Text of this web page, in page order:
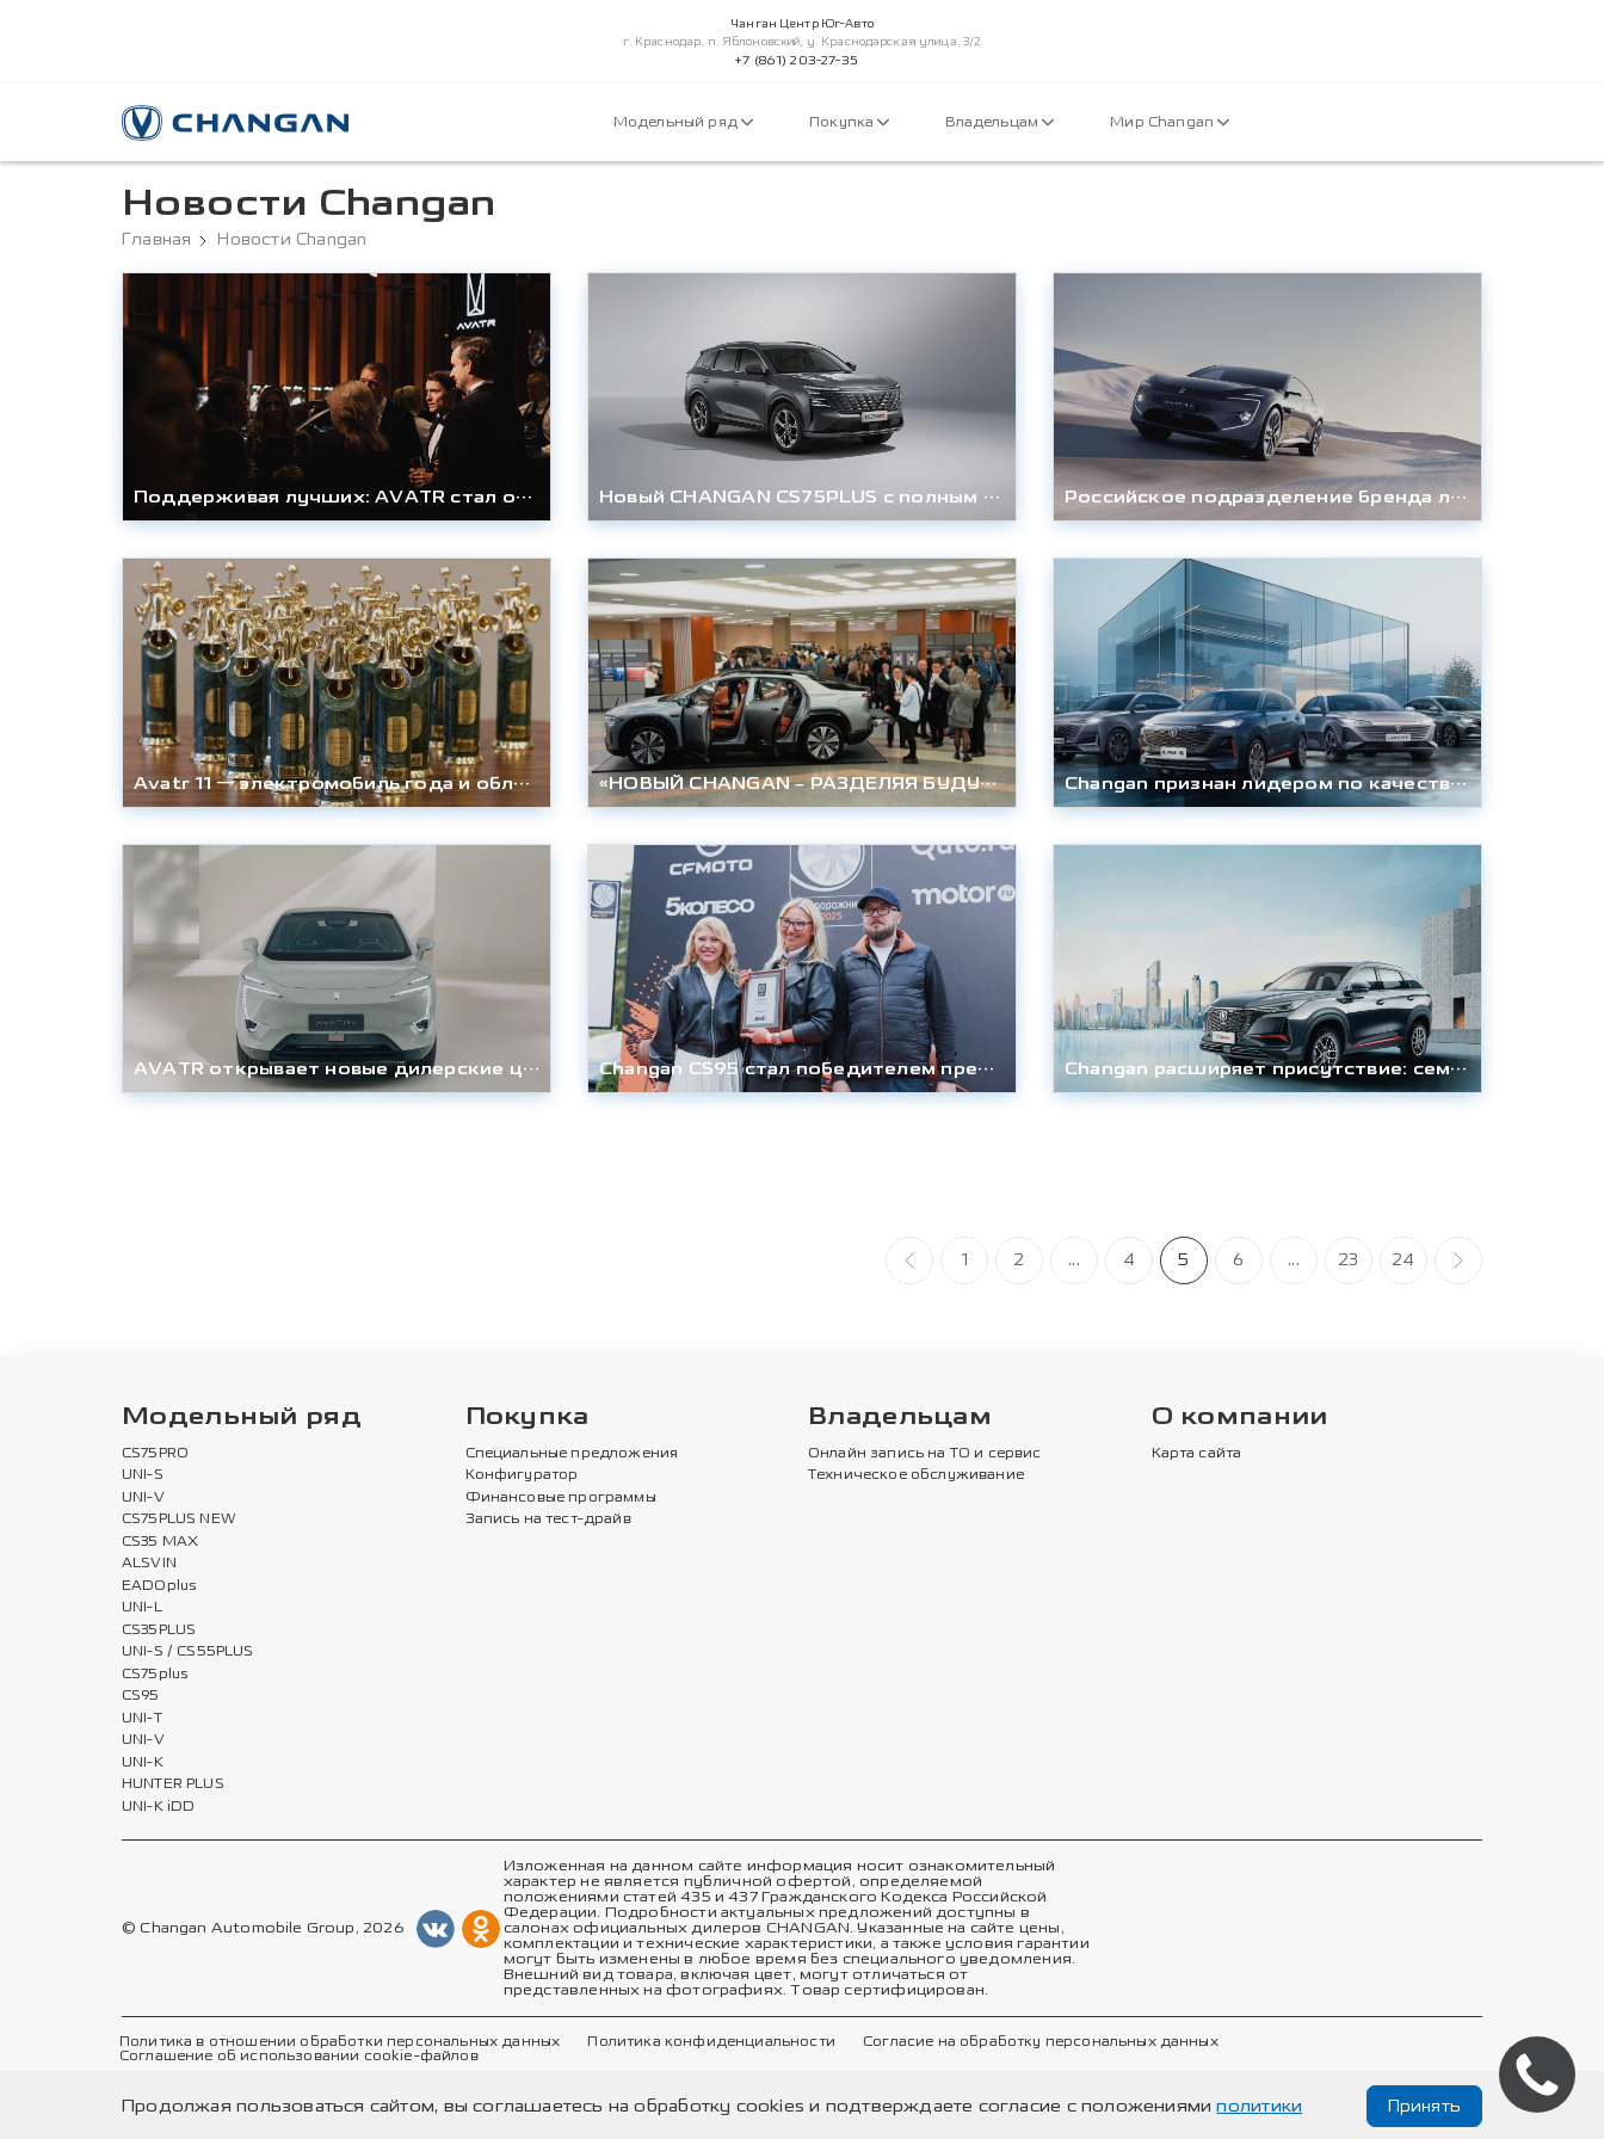
Чанган Центр Юг-Авто
г. Краснодар, п. Яблоновский, у. Краснодарская улица, 3/2
+7 (861) 203-27-35
Модельный ряд Покупка Владельцам Мир Changan
Новости Changan
Главная Новости Changan
Поддерживая лучших: AVATR стал официальным партнером премии Forbes Новый CHANGAN CS75PLUS с полным приводом (AWD) выходит на российский рынок: старт программы предзаказов Российское подразделение бренда люксовых электромобилей AVATR объявляет об официальном старте продаж с 5.12.2025. Первые покупатели получают пожизненную гарантию.
Avatr 11 — электромобиль года и обладатель премии «Золотой Клаксон» «НОВЫЙ CHANGAN – РАЗДЕЛЯЯ БУДУЩЕЕ»: МАСШТАБНАЯ ПАРТНЕРСКАЯ КОНФЕРЕНЦИЯ ЗАДАЛА ВЕКТОР РАЗВИТИЯ В РОССИИ Changan признан лидером по качеству дилерского сервиса
AVATR открывает новые дилерские центры АГ «Авилон» в Москве — первые модели поступят в шоурумы уже в октябре Changan CS95 стал победителем премии «Внедорожник года 2025» в номинации «Полноразмерные кроссоверы» Changan расширяет присутствие: семь новых дилеров присоединились к бренду в России
1 2 ... 4 5 6 ... 23 24
Модельный ряд
CS75PRO
UNI-S
UNI-V
CS75PLUS NEW
CS35 MAX
ALSVIN
EADOplus
UNI-L
CS35PLUS
UNI-S / CS55PLUS
CS75plus
CS95
UNI-T
UNI-V
UNI-K
HUNTER PLUS
UNI-K iDD
Покупка
Специальные предложения
Конфигуратор
Финансовые программы
Запись на тест-драйв
Владельцам
Онлайн запись на ТО и сервис
Техническое обслуживание
О компании
Карта сайта
© Changan Automobile Group, 2026
Изложенная на данном сайте информация носит ознакомительный
характер не является публичной офертой, определяемой
положениями статей 435 и 437 Гражданского Кодекса Российской
Федерации. Подробности актуальных предложений доступны в
салонах официальных дилеров CHANGAN. Указанные на сайте цены,
комплектации и технические характеристики, а также условия гарантии
могут быть изменены в любое время без специального уведомления.
Внешний вид товара, включая цвет, могут отличаться от
представленных на фотографиях. Товар сертифицирован.
Политика в отношении обработки персональных данных Политика конфиденциальности
Согласие на обработку персональных данных
Соглашение об использовании cookie-файлов
Продолжая пользоваться сайтом, вы соглашаетесь на обработку cookies и подтверждаете согласие с положениямиполитики Принять